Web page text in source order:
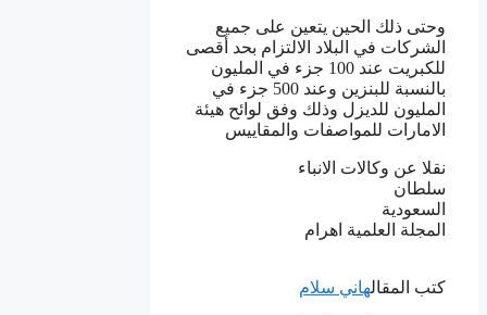
وحتى ذلك الحين يتعين على جميع
الشركات في البلاد الالتزام بحد أقصى
للكبريت عند 100 جزء في المليون
بالنسبة للبنزين وعند 500 جزء في
المليون للديزل وذلك وفق لوائح هيئة
الامارات للمواصفات والمقاييس
نقلا عن وكالات الانباء
سلطان
السعودية
المجلة العلمية اهرام
كتب المقالهاني سلام